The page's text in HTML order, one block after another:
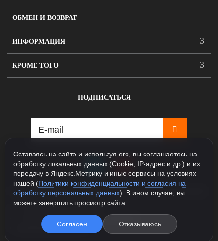
ОБМЕН И ВОЗВРАТ
ИНФОРМАЦИЯ
КРОМЕ ТОГО
ПОДПИСАТЬСЯ
115088, Москва, ул. Севастопольский проспект д.5, корпус
1
+7 925 231-81-77 (Шоурум)
+7 985 163-48-58 (Интернет магазин)
info@legioner-shop.ru
Оставаясь на сайте и используя его, вы соглашаетесь на
обработку локальных данных (Cookie, IP-адрес и др.) и их
передачу в Яндекс.Метрику и иные сервисы на условиях
нашей (Политики конфиденциальности и согласия на
обработку персональных данных). В ином случае, вы
можете завершить просмотр сайта.
Согласен Отказываюсь